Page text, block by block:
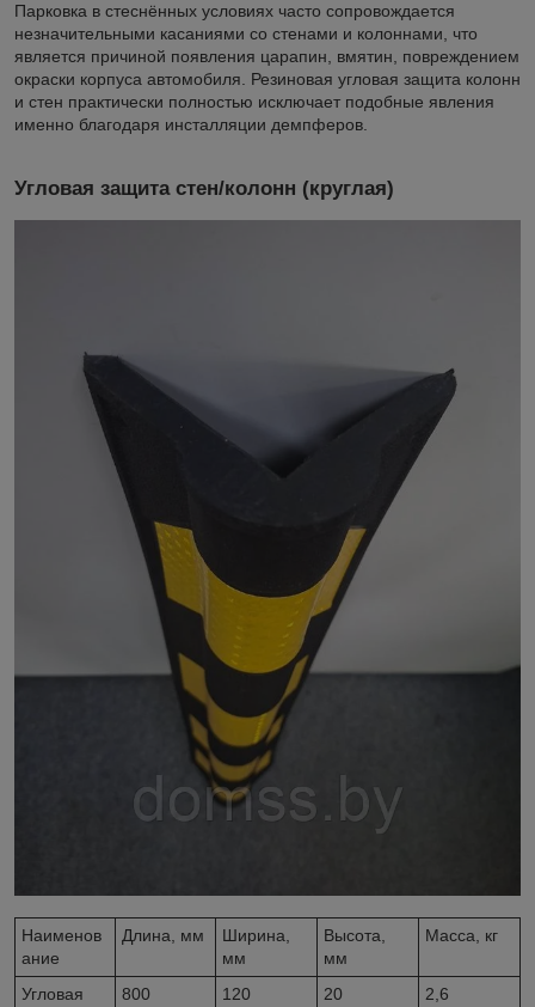
Парковка в стеснённых условиях часто сопровождается
незначительными касаниями со стенами и колоннами, что
является причиной появления царапин, вмятин, повреждением
окраски корпуса автомобиля. Резиновая угловая защита колонн
и стен практически полностью исключает подобные явления
именно благодаря инсталляции демпферов.
Угловая защита стен/колонн (круглая)
Наименов
ание
Длина, мм
Ширина,
мм
Высота,
мм
Масса, кг
Угловая 800 120 20 2,6